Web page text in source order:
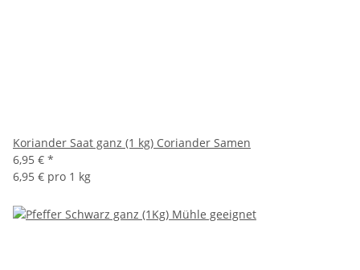
Koriander Saat ganz (1 kg) Coriander Samen
6,95 € *
6,95 € pro 1 kg